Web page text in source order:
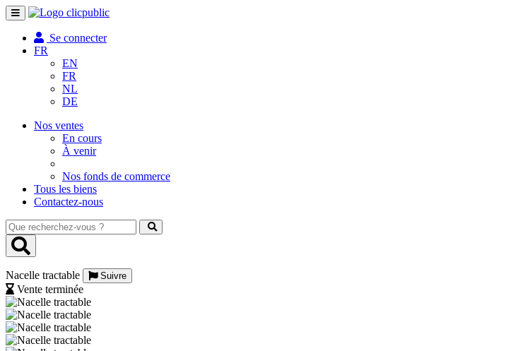
Toggle
navigation
Se connecter
FR
EN
FR
NL
DE
Nos ventes
En cours
À venir
Nos fonds de commerce
Tous les biens
Contactez-nous
Que
recherchez-
vous
Nacelle tractable
Suivre
Vente terminée